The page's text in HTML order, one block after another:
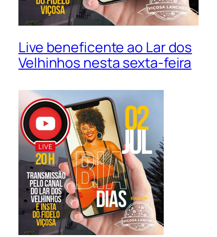
Live beneficente ao Lar dos
Velhinhos nesta sexta-feira